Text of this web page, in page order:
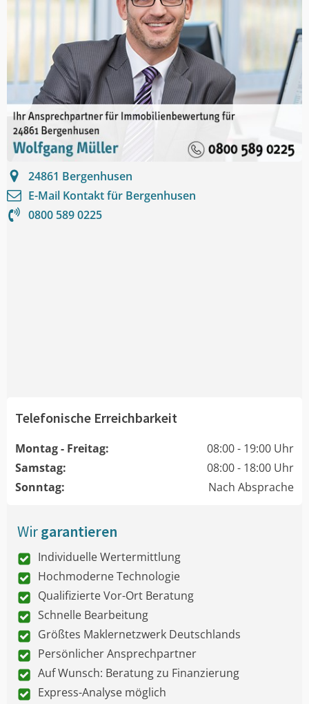
24861 Bergenhusen
E-Mail Kontakt für Bergenhusen
0800 589 0225
Telefonische Erreichbarkeit
Montag - Freitag:
08:00 - 19:00 Uhr
Samstag:
08:00 - 18:00 Uhr
Sonntag:
Nach Absprache
Wirgarantieren
Individuelle Wertermittlung
Hochmoderne Technologie
Qualifizierte Vor-Ort Beratung
Schnelle Bearbeitung
Größtes Maklernetzwerk Deutschlands
Persönlicher Ansprechpartner
Auf Wunsch: Beratung zu Finanzierung
Express-Analyse möglich